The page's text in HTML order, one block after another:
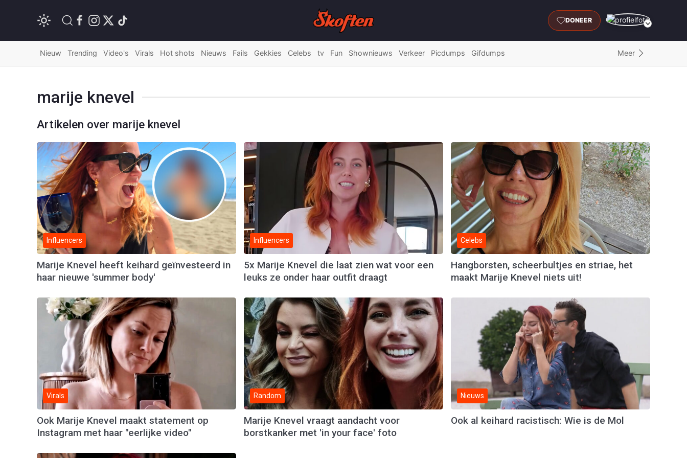
DONEER
Nieuw Trending Video's Virals Hot shots Nieuws Fails Gekkies Celebs tv Fun Shownieuws Verkeer Picdumps Gifdumps Meer
marije knevel
Artikelen over marije knevel
Influencers
Marije Knevel heeft keihard geïnvesteerd in
haar nieuwe 'summer body'
Influencers
5x Marije Knevel die laat zien wat voor een
leuks ze onder haar outfit draagt
Celebs
Hangborsten, scheerbultjes en striae, het
maakt Marije Knevel niets uit!
Virals
Ook Marije Knevel maakt statement op
Instagram met haar "eerlijke video"
Random
Marije Knevel vraagt aandacht voor
borstkanker met 'in your face' foto
Nieuws
Ook al keihard racistisch: Wie is de Mol